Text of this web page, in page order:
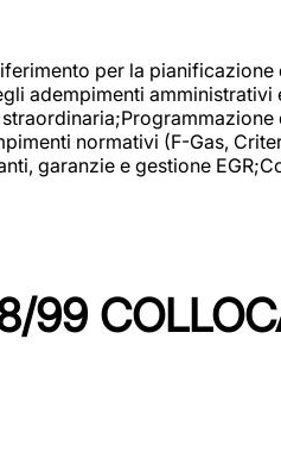
per la
adempimenti
normativi (F-Gas,
garanzie e gestione
99